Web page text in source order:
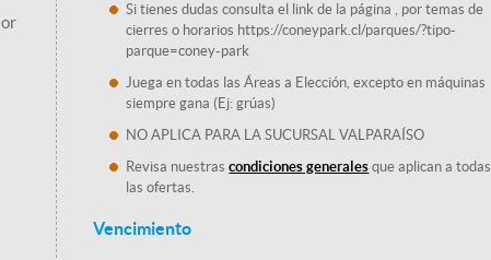
Si tienes dudas consulta el link de la página , por temas de
cierres o horarios https://coneypark.cl/parques/?tipo-
parque=coney-park
Juega en todas las Áreas a Elección, excepto en máquinas
siempre gana (Ej: grúas)
NO APLICA PARA LA SUCURSAL VALPARAÍSO
Revisa nuestrascondiciones generales que aplican a todas
las ofertas.
Vencimiento